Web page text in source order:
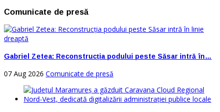
Comunicate de presă
Gabriel Zetea: Reconstrucția podului peste Săsar intră în…
07 Aug 2026 Comunicate de presă